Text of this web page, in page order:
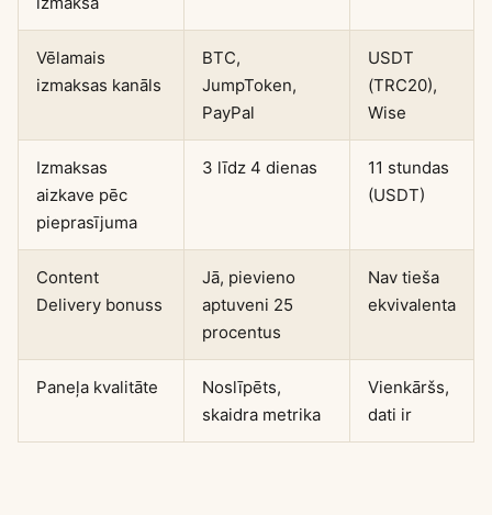
Vēlamais
izmaksas kanāls
BTC,
JumpToken,
PayPal
USDT
(TRC20),
Wise
Izmaksas
aizkave pēc
pieprasījuma
3 līdz 4 dienas
11 stundas
(USDT)
Content
Delivery bonuss
Jā, pievieno
aptuveni 25
procentus
Nav tieša
ekvivalenta
Paneļa kvalitāte
Noslīpēts,
skaidra metrika
Vienkāršs,
dati ir